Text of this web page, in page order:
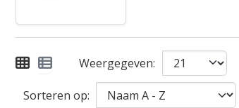
Weergegeven:
Sorteren op: